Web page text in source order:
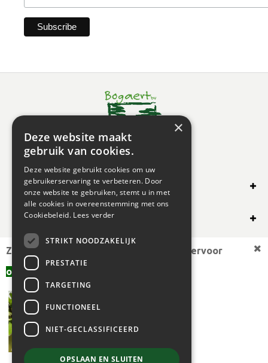
SHOP ONLINE
OVERIG
OPENINGSUREN
Zoekt u een andere plantmaat,
bekijk hiervoor
offerte aanvragen
×
Deze website maakt
gebruik van cookies.
Deze website gebruikt cookies om uw
gebruikerservaring te verbeteren. Door
onze website te gebruiken, stemt u in met
alle cookies in overeenstemming met ons
Cookiebeleid. Lees verder
STRIKT NOODZAKELIJK
PRESTATIE
TARGETING
FUNCTIONEEL
NIET-GECLASSIFICEERD
OPSLAAN EN SLUITEN